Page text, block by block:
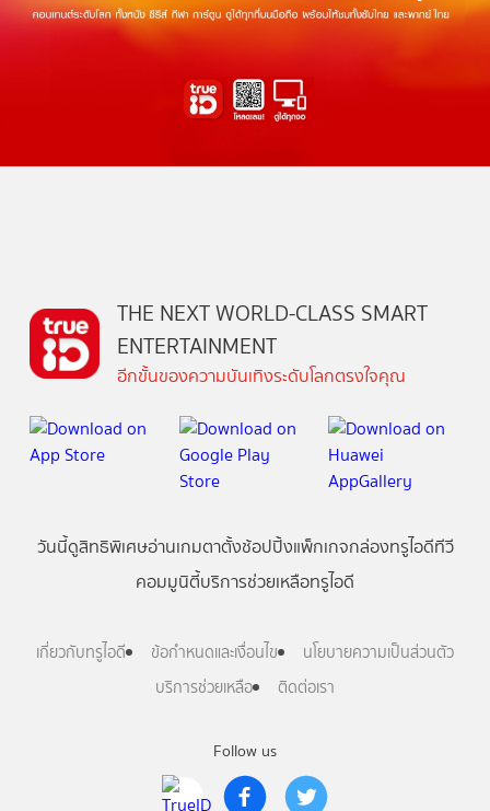
Follow us
THE NEXT WORLD-CLASS SMART
ENTERTAINMENT
อีกขั้นของความบันเทิงระดับโลกตรงใจคุณ
วันนี้ดูสิทธิพิเศษอ่านเกมตาตั้งช้อปปิ้งแพ็กเกจกล่องทรูไอดีทีวี
คอมมูนิตี้บริการช่วยเหลือทรูไอดี
เกี่ยวกับทรูไอดี ข้อกำหนดและเงื่อนไข
นโยบายความเป็นส่วนตัว
บริการช่วยเหลือ
ติดต่อเรา